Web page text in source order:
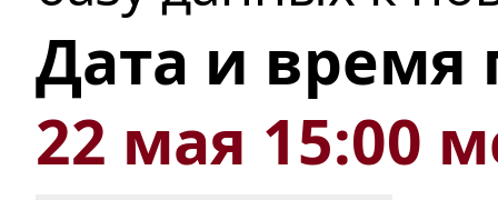
Дата и время
22 мая 15:00